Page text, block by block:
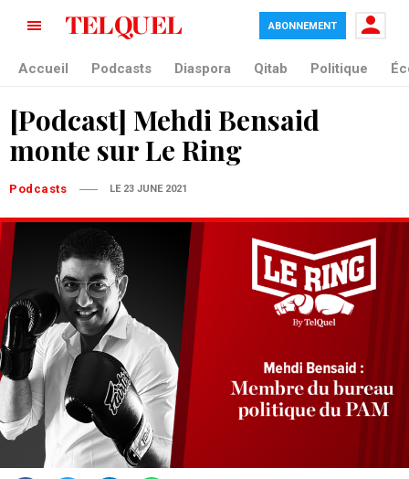
ABONNEMENT
Accueil Podcasts Diaspora Qitab Politique
[Podcast] Mehdi Bensaid
monte sur Le Ring
Podcasts LE 23 JUNE 2021